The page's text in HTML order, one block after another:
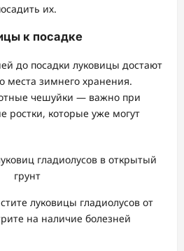
их.
к посадке
до посадки луковицы достают
места зимнего хранения.
чешуйки — важно при
ростки, которые уже могут
луковицы гладиолусов от
на наличие болезней